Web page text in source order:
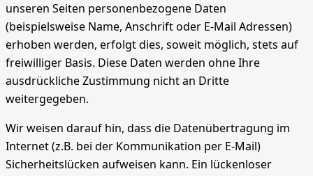
unseren Seiten personenbezogene Daten
(beispielsweise Name, Anschrift oder E-Mail Adressen)
erhoben werden, erfolgt dies, soweit möglich, stets auf
freiwilliger Basis. Diese Daten werden ohne Ihre
ausdrückliche Zustimmung nicht an Dritte
weitergegeben.
Wir weisen darauf hin, dass die Datenübertragung im
Internet (z.B. bei der Kommunikation per E-Mail)
Sicherheitslücken aufweisen kann. Ein lückenloser